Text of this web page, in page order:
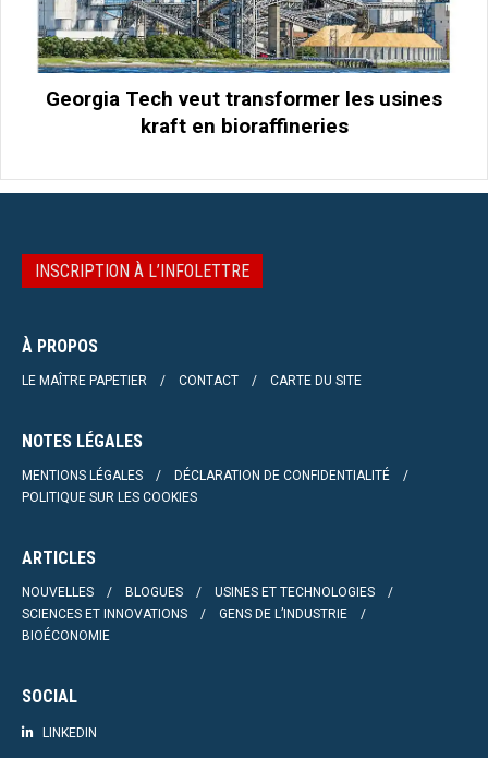
Georgia Tech veut transformer les usines
kraft en bioraffineries
INSCRIPTION À L’INFOLETTRE
À PROPOS
LE MAÎTRE PAPETIER CONTACT CARTE DU SITE
NOTES LÉGALES
MENTIONS LÉGALES
DÉCLARATION DE CONFIDENTIALITÉ
POLITIQUE SUR LES COOKIES
ARTICLES
NOUVELLES BLOGUES
USINES ET TECHNOLOGIES
SCIENCES ET INNOVATIONS
GENS DE L’INDUSTRIE
BIOÉCONOMIE
SOCIAL
LINKEDIN